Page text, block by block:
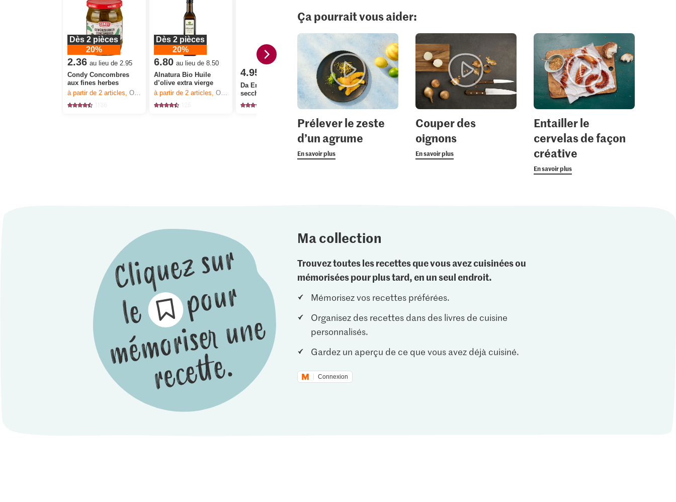
Dès 2 pièces
20%
2.36 au lieu de 2.95
Condy Concombres
aux fines herbes
à partir de 2articles,Offre valable du 6.8 au 12.8.2026, jusqu’à épuisement du stock.
Dès 2 pièces
20%
6.80 au lieu de 8.50
Alnatura Bio Huile
d’olive extra vierge
à partir de 2articles,Offre valable du 6.8 au 12.8.2026, jusqu’à épuisement du stock.
4.95
Da Emilio Pomodori
secchi della Puglia
Prix du jour
IP-SUISSE Filet
mignon de bœuf
72
2.80
M-Classic Poivre noir
3.00
Tabasco Sauce rouge
102
3.15
Kikkoman Sauce soja
Ça pourrait vous aider:
Prélever le zeste
d’un agrume
En savoir plus
Couper des
oignons
En savoir plus
Entailler le
cervelas de façon
créative
En savoir plus
Ma collection
Trouvez toutes les recettes que vous avez cuisinées ou
mémorisées pour plus tard, en un seul endroit.
Mémorisez vos recettes préférées.
Organisez des recettes dans des livres de cuisine
personnalisés.
Gardez un aperçu de ce que vous avez déjà cuisiné.
Connexion